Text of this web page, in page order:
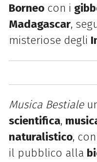
Borneocon i
Madagascar,
misteriose degli
Musica Bestiale
scientifica,
naturalistico,
il pubblico alla